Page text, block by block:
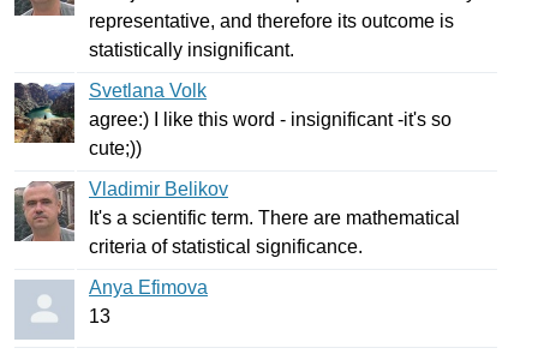
representative, and therefore its outcome is
statistically insignificant.
Svetlana Volk
agree:) like this word - insignificant-it's so
cute;))
Vladimir Belikov
It's a scientific term. There are mathematical
criteria of statistical significance.
Anya Efimova
13